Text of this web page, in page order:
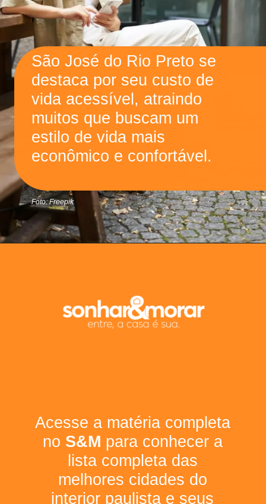
São José do Rio Preto se
destaca por seu custo de
vida acessível, atraindo
muitos que buscam um
estilo de vida mais
econômico e confortável.
Foto: Freepik
Acesse a matéria completa
no S&M para conhecer a
lista completa das
melhores cidades do
interior paulista e seus